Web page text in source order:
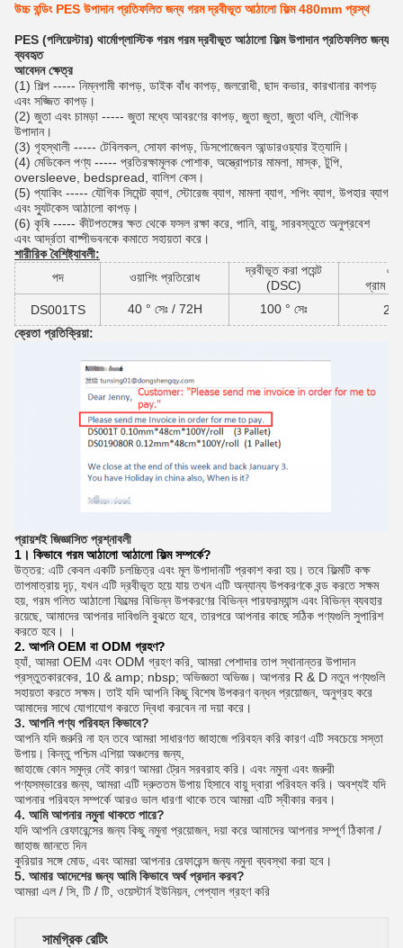
উচ্চ বন্ডিং PES উপাদান প্রতিফলিত জন্য গরম দ্রবীভূত আঠালো ফিল্ম 480mm প্রস্থ
PES (পলিয়েস্টার) থার্মোপ্লাস্টিক গরম গরম দ্রবীভূত আঠালো ফিল্ম উপাদান প্রতিফলিত জন্য
ব্যবহৃত
আবেদন ক্ষেত্র
(1) শিল্প ----- নিম্নগামী কাপড়, ডাইক বাঁধ কাপড়, জলরোধী, ছাদ কভার, কারখানার কাপড়
এবং সজ্জিত কাপড়।
(2) জুতা এবং চামড়া ----- জুতা মধ্যে আবরণের কাপড়, জুতা জুতা, জুতা থলি, যৌগিক
উপাদান।
(3) গৃহস্থালী ----- টেবিলকল, সোফা কাপড়, ডিসপোজেবল আন্ডারওয়্যার ইত্যাদি।
(4) মেডিকেল পণ্য ----- প্রতিরক্ষামূলক পোশাক, অস্ত্রোপচার মামলা, মাস্ক, টুপি,
oversleeve, bedspread, বালিশ কেস।
(5) প্যাকিং ----- যৌগিক সিমেন্ট ব্যাগ, স্টোরেজ ব্যাগ, মামলা ব্যাগ, শপিং ব্যাগ, উপহার ব্যাগ
এবং স্যুটকেস আঠালো কাপড়।
(6) কৃষি ----- কীটপতঙ্গের ক্ষত থেকে ফসল রক্ষা করে, পানি, বায়ু, সারবস্তুতে অনুপ্রবেশ
এবং আর্দ্রতা বাষ্পীভবনকে কমাতে সহায়তা করে।
শারীরিক বৈশিষ্ট্যাবলী:
পদ
ওয়াশিং প্রতিরোধ
দ্রবীভূত করা পয়েন্ট
(DSC)
গ্রাম /
DS001TS
40 ° সেঃ / 72H 100 ° সেঃ
28
ক্রেতা প্রতিক্রিয়া:
প্রায়শই জিজ্ঞাসিত প্রশ্নাবলী
1। কিভাবে গরম আঠালো আঠালো ফিল্ম সম্পর্কে?
উত্তর: এটি কেবল একটি চলচ্চিত্র এবং মূল উপাদানটি প্রকাশ করা হয়। তবে ফিল্মটি কক্ষ
তাপমাত্রায় দৃঢ়, যখন এটি দ্রবীভূত হয়ে যায় তখন এটি অন্যান্য উপকরণকে বন্ড করতে সক্ষম
হয়, গরম গলিত আঠালো ফিল্মের বিভিন্ন উপকরণের বিভিন্ন পারফরম্যান্স এবং বিভিন্ন ব্যবহার
রয়েছে, আমাদের আপনার দাবিগুলি বুঝতে হবে, তারপরে আপনার কাছে সঠিক পণ্যগুলি সুপারিশ
করতে হবে। ।
2. আপনি OEM বা ODM গ্রহণ?
হ্যাঁ, আমরা OEM এবং ODM গ্রহণ করি, আমরা পেশাদার তাপ স্থানান্তর উপাদান
প্রস্তুতকারকের, 10 & amp; nbsp; অভিজ্ঞতা অভিজ্ঞ। আপনার R & D নতুন পণ্যগুলি
সহায়তা করতে সক্ষম। তাই যদি আপনি কিছু বিশেষ উপকরণ বন্ধন প্রয়োজন, অনুগ্রহ করে
আমাদের সাথে যোগাযোগ করতে দ্বিধা করবেন না দয়া করে।
3. আপনি পণ্য পরিবহন কিভাবে?
আপনি যদি জরুরি না হন তবে আমরা সাধারণত জাহাজে পরিবহন করি কারণ এটি সবচেয়ে সস্তা
উপায়। কিন্তু পশ্চিম এশিয়া অঞ্চলের জন্য,
জাহাজে কোন সমুদ্র নেই কারণ আমরা ট্রেন সরবরাহ করি। এবং নমুনা এবং জরুরী
পণ্যসম্ভারের জন্য, আমরা এটি দ্রুততম উপায় হিসাবে বায়ু দ্বারা পরিবহন করি। অবশ্যই যদি
আপনার পরিবহন সম্পর্কে আরও ভাল ধারণা থাকে তবে আমরা এটি স্বীকার করব।
4. আমি আপনার নমুনা থাকতে পারে?
যদি আপনি রেফারেন্সের জন্য কিছু নমুনা প্রয়োজন, দয়া করে আমাদের আপনার সম্পূর্ণ ঠিকানা /
জাহাজ জানতে দিন
কুরিয়ার সঙ্গে মোড, এবং আমরা আপনার রেফারেন্স জন্য নমুনা ব্যবস্থা করা হবে।
5. আমার আদেশের জন্য আমি কিভাবে অর্থ প্রদান করব?
আমরা এল / সি, টি / টি, ওয়েস্টার্ন ইউনিয়ন, পেপ্যাল ​​গ্রহণ করি
সামগ্রিক রেটিং